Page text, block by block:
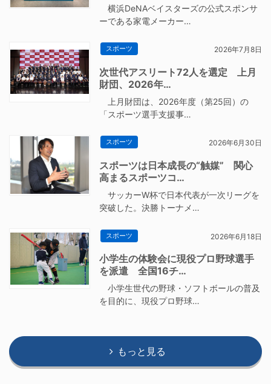
横浜DeNAベイスターズの公式スポンサ
ーである家電メーカー…
スポーツ 2026年7月8日
次世代アスリート72人を選定 上月
財団、2026年…
上月財団は、2026年度（第25回）の
「スポーツ選手支援事…
スポーツ 2026年6月30日
スポーツは日本成長の“触媒” 関心
高まるスポーツコ…
サッカーW杯で日本代表が一次リーグを
突破した。決勝トーナメ…
スポーツ 2026年6月18日
小学生の体験会に現役プロ野球選手
を派遣 全国16チ…
小学生世代の野球・ソフトボールの普及
を目的に、現役プロ野球…
もっと見る